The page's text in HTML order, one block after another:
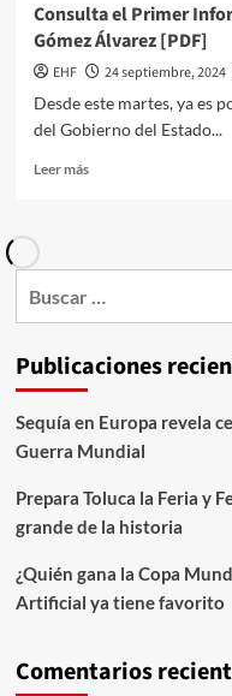
Consulta el Primer
Gómez Álvarez [PDF]
EHF 24 septiembre, 2024
Desde este martes, ya es
del Gobierno del Estado...
Leer más
Publicaciones
Sequía en Europa revela
Guerra Mundial
Prepara Toluca la Feria y
grande de la historia
¿Quién gana la Copa
Artificial ya tiene favorito
Comentarios